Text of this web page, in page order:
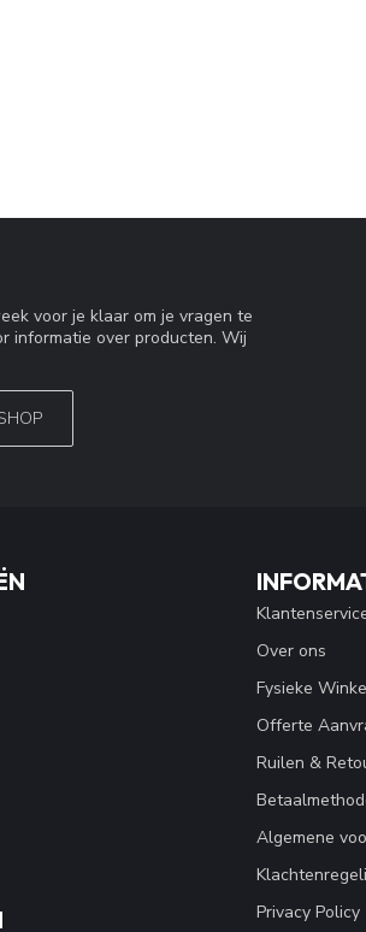
voor je klaar om je vragen te
informatie over producten. Wij
Over ons
Fysieke
Offerte
Ruilen &
Algemene
Privacy Policy